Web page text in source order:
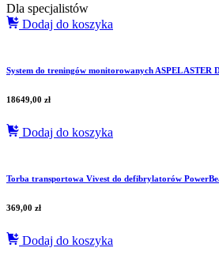
Dla specjalistów
Dodaj do koszyka
System do treningów monitorowanych ASPEL ASTER
18649,00 zł
Dodaj do koszyka
Torba transportowa Vivest do defibrylatorów
369,00 zł
Dodaj do koszyka